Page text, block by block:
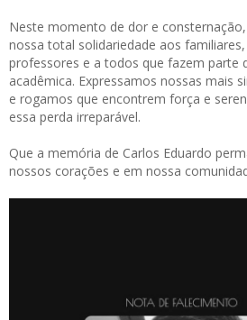
Neste momento de dor e
nossa total solidariedade aos
professores e a todos que fazem parte
acadêmica. Expressamos nossas mais
e rogamos que encontrem força e
essa perda irreparável.
Que a memória de Carlos Eduardo
nossos corações e em nossa